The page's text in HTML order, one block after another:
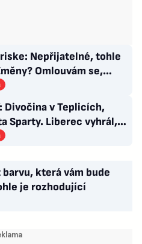
Nepřijatelné, tohle
Omlouvám se,
Divočina v Teplicích,
Sparty. Liberec vyhrál,
0:2
barvu, která vám bude
je rozhodující